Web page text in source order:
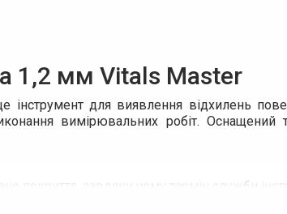
1,2 мм Vitals Master
для виявлення відхилень
вимірювальних робіт.
покриття, завдяки чому термін служби
забрудненої поверхні. З боків